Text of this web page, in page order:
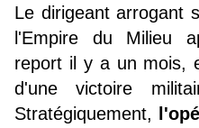
Le dirigeant arrogant
l'Empire du Milieu
report il y a un mois,
d'une victoire
Stratégiquement,